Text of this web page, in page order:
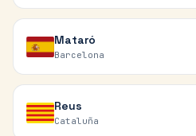
Mataró
Barcelona
Reus
Cataluña